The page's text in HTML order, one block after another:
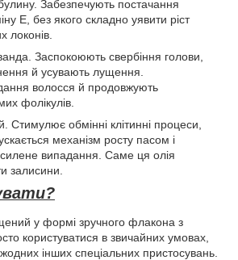
Забезпечують постачання
E, без якого складно уявити ріст
локонів.
Заспокоюють свербіння голови,
й усувають лущення.
волосся й продовжують
фолікулів.
Стимулює обмінні клітинні процеси,
механізм росту пасом і
випадання. Саме ця олія
залисини.
у формі зручного флакона з
користуватися в звичайних умовах,
інших спеціальних пристосувань.